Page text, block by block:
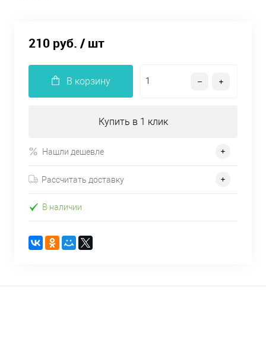
210 руб. / шт
В корзину
Купить в 1 клик
Нашли дешевле
Рассчитать доставку
В наличии